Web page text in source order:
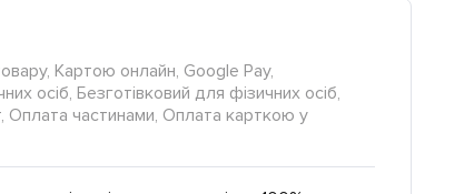
Картою онлайн, Google Pay,
осіб, Безготівковий для фізичних осіб,
Оплата частинами, Оплата карткою у